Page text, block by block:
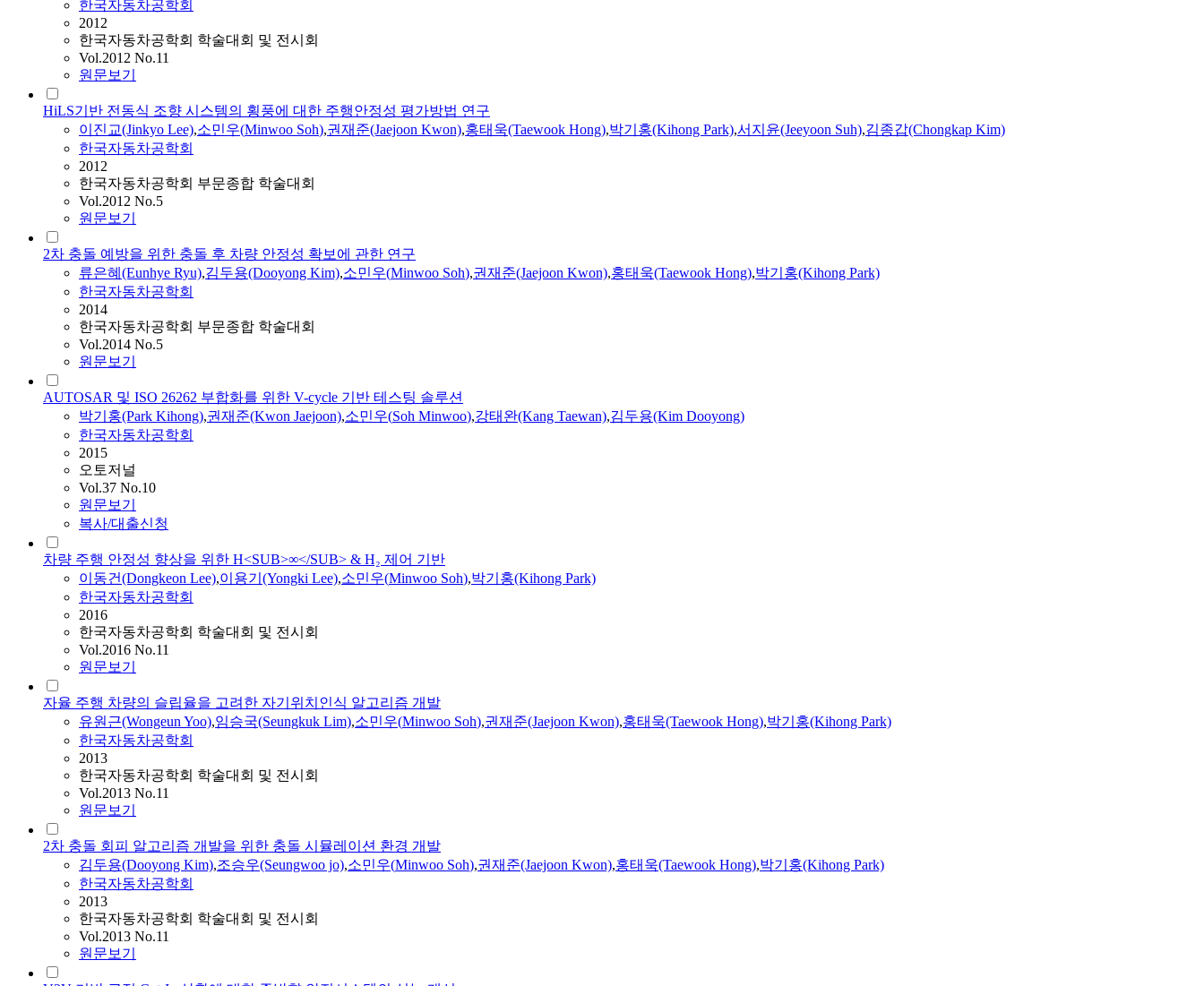
한국자동차공학회
2012
한국자동차공학회 학술대회 및 전시회
Vol.2012 No.11
원문보기
HiLS기반 전동식 조향 시스템의 횡풍에 대한 주행안정성 평가방법 연구
이진교(Jinkyo Lee),소민우(Minwoo Soh),권재준(Jaejoon Kwon),홍태욱(Taewook Hong),박기홍(Kihong Park),서지윤(Jeeyoon Suh),김종갑(Chongkap Kim)
한국자동차공학회
2012
한국자동차공학회 부문종합 학술대회
Vol.2012 No.5
원문보기
2차 충돌 예방을 위한 충돌 후 차량 안정성 확보에 관한 연구
류은혜(Eunhye Ryu),김두용(Dooyong Kim),소민우(Minwoo Soh),권재준(Jaejoon Kwon),홍태욱(Taewook Hong),박기홍(Kihong Park)
한국자동차공학회
2014
한국자동차공학회 부문종합 학술대회
Vol.2014 No.5
원문보기
AUTOSAR 및 ISO 26262 부합화를 위한 V-cycle 기반 테스팅 솔루션
박기홍(Park Kihong),권재준(Kwon Jaejoon),소민우(Soh Minwoo),강태완(Kang Taewan),김두용(Kim Dooyong)
한국자동차공학회
2015
오토저널
Vol.37 No.10
원문보기
복사/대출신청
차량 주행 안정성 향상을 위한 H<SUB>∞</SUB> & H₂ 제어 기반
이동건(Dongkeon Lee),이용기(Yongki Lee),소민우(Minwoo Soh),박기홍(Kihong Park)
한국자동차공학회
2016
한국자동차공학회 학술대회 및 전시회
Vol.2016 No.11
원문보기
자율 주행 차량의 슬립율을 고려한 자기위치인식 알고리즘 개발
유원근(Wongeun Yoo),임승국(Seungkuk Lim),소민우(Minwoo Soh),권재준(Jaejoon Kwon),홍태욱(Taewook Hong),박기홍(Kihong Park)
한국자동차공학회
2013
한국자동차공학회 학술대회 및 전시회
Vol.2013 No.11
원문보기
2차 충돌 회피 알고리즘 개발을 위한 충돌 시뮬레이션 환경 개발
김두용(Dooyong Kim),조승우(Seungwoo jo),소민우(Minwoo Soh),권재준(Jaejoon Kwon),홍태욱(Taewook Hong),박기홍(Kihong Park)
한국자동차공학회
2013
한국자동차공학회 학술대회 및 전시회
Vol.2013 No.11
원문보기